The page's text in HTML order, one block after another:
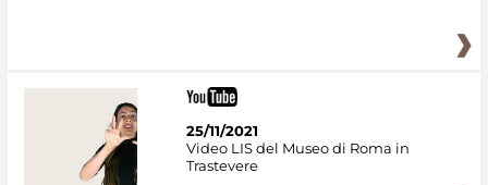
25/11/2021
Video LIS del Museo di Roma in
Trastevere